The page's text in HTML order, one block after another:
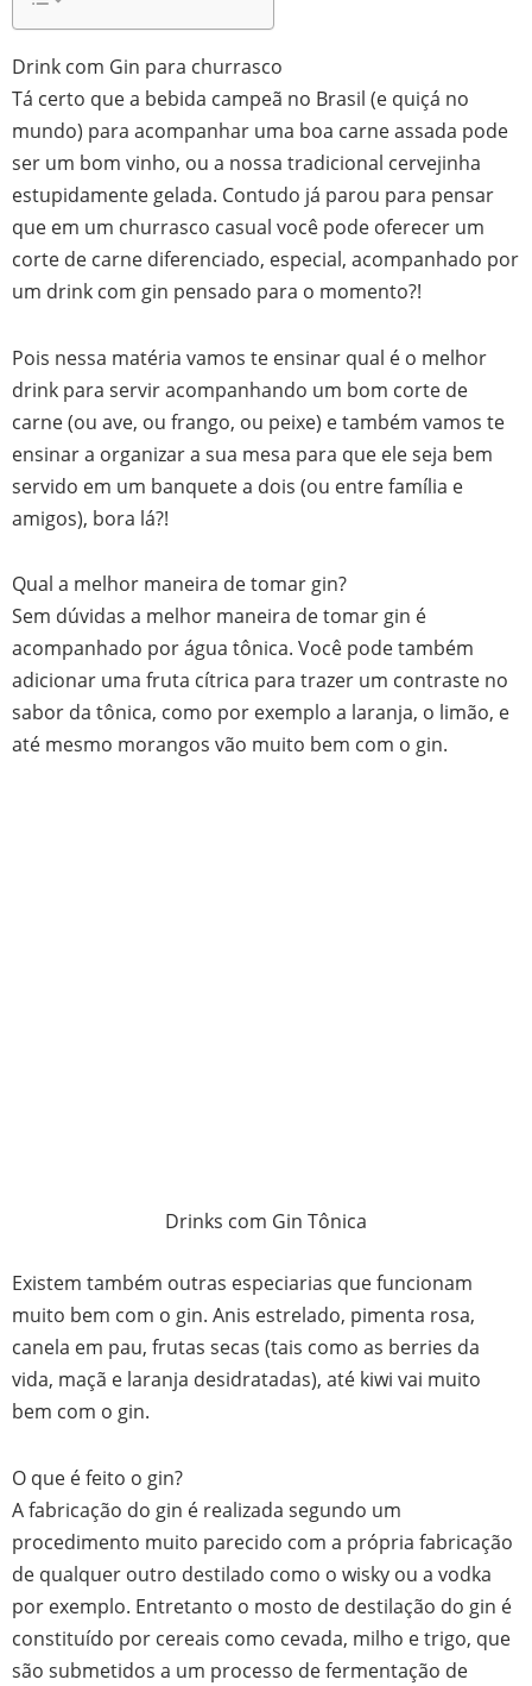
Drink com Gin para churrasco
Tá certo que a bebida campeã no Brasil (e quiçá no
mundo) para acompanhar uma boa carne assada pode
ser um bom vinho, ou a nossa tradicional cervejinha
estupidamente gelada. Contudo já parou para pensar
que em um churrasco casual você pode oferecer um
corte de carne diferenciado, especial, acompanhado por
um drink com gin pensado para o momento?!
Pois nessa matéria vamos te ensinar qual é o melhor
drink para servir acompanhando um bom corte de
carne (ou ave, ou frango, ou peixe) e também vamos te
ensinar a organizar a sua mesa para que ele seja bem
servido em um banquete a dois (ou entre família e
amigos), bora lá?!
Qual a melhor maneira de tomar gin?
Sem dúvidas a melhor maneira de tomar gin é
acompanhado por água tônica. Você pode também
adicionar uma fruta cítrica para trazer um contraste no
sabor da tônica, como por exemplo a laranja, o limão, e
até mesmo morangos vão muito bem com o gin.
Drinks com Gin Tônica
Existem também outras especiarias que funcionam
muito bem com o gin. Anis estrelado, pimenta rosa,
canela em pau, frutas secas (tais como as berries da
vida, maçã e laranja desidratadas), até kiwi vai muito
bem com o gin.
O que é feito o gin?
A fabricação do gin é realizada segundo um
procedimento muito parecido com a própria fabricação
de qualquer outro destilado como o wisky ou a vodka
por exemplo. Entretanto o mosto de destilação do gin é
constituído por cereais como cevada, milho e trigo, que
são submetidos a um processo de fermentação de